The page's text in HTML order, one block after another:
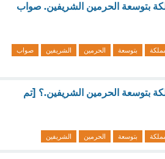
بتوسعة الحرمين الشريفين. صواب
بتوسعة الحرمين الشريفين
صواب
بتوسعة الحرمين الشريفين.؟ [تم
بتوسعة الحرمين الشريفين